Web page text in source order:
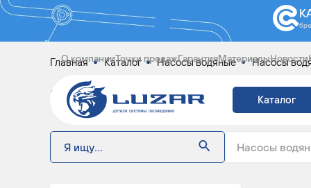
О компанииТочки продажГарантияМатериалыНовости
Каталог
Главная Каталог Насосы водяные Насосы
НАСОСЫ
Насосы